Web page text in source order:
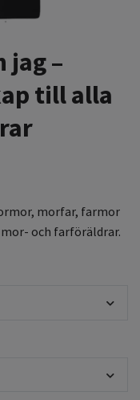
jag –
till alla
morfar, farmor
och farföräldrar.